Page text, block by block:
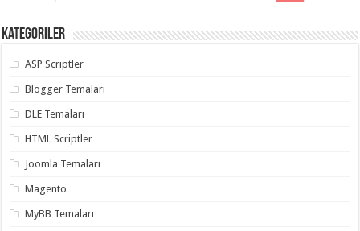
taşımacılık,
gaziantep
taşıma,
evden
taşımacılık,
gaziantep
organizasyon
gaziantep
organizasyon,
gaziantep
organizasyon
gaziantep
gaziantep
Kategoriler
ASP Scriptler
Blogger Temaları
DLE Temaları
HTML Scriptler
Joomla Temaları
Magento
MyBB Temaları